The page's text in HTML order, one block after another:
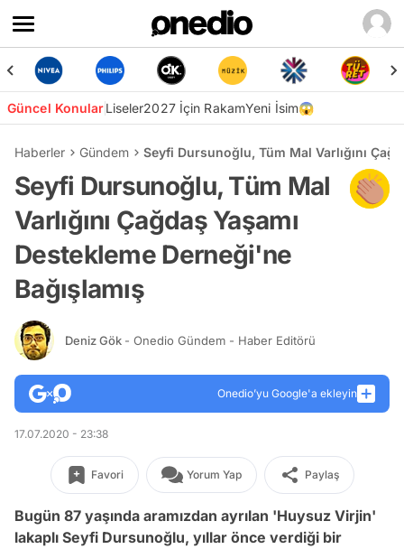
Güncel KonularLiseler2027 İçin RakamYeni İsim😱
Haberler Gündem Seyfi Dursunoğlu, Tüm Mal Varlığını
Seyfi Dursunoğlu, Tüm Mal
Varlığını Çağdaş Yaşamı
Destekleme Derneği'ne
Bağışlamış
Deniz Gök - Onedio Gündem - Haber Editörü
Onedio’yu Google'a ekleyin
17.07.2020 - 23:38
Favori Yorum Yap Paylaş
Bugün 87 yaşında aramızdan ayrılan 'Huysuz Virjin'
lakaplı Seyfi Dursunoğlu, yıllar önce verdiği bir